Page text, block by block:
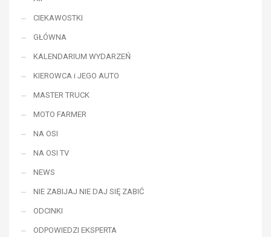
CIEKAWOSTKI
GŁÓWNA
KALENDARIUM WYDARZEŃ
KIEROWCA i JEGO AUTO
MASTER TRUCK
MOTO FARMER
NA OSI
NA OSI TV
NEWS
NIE ZABIJAJ NIE DAJ SIĘ ZABIĆ
ODCINKI
ODPOWIEDZI EKSPERTA